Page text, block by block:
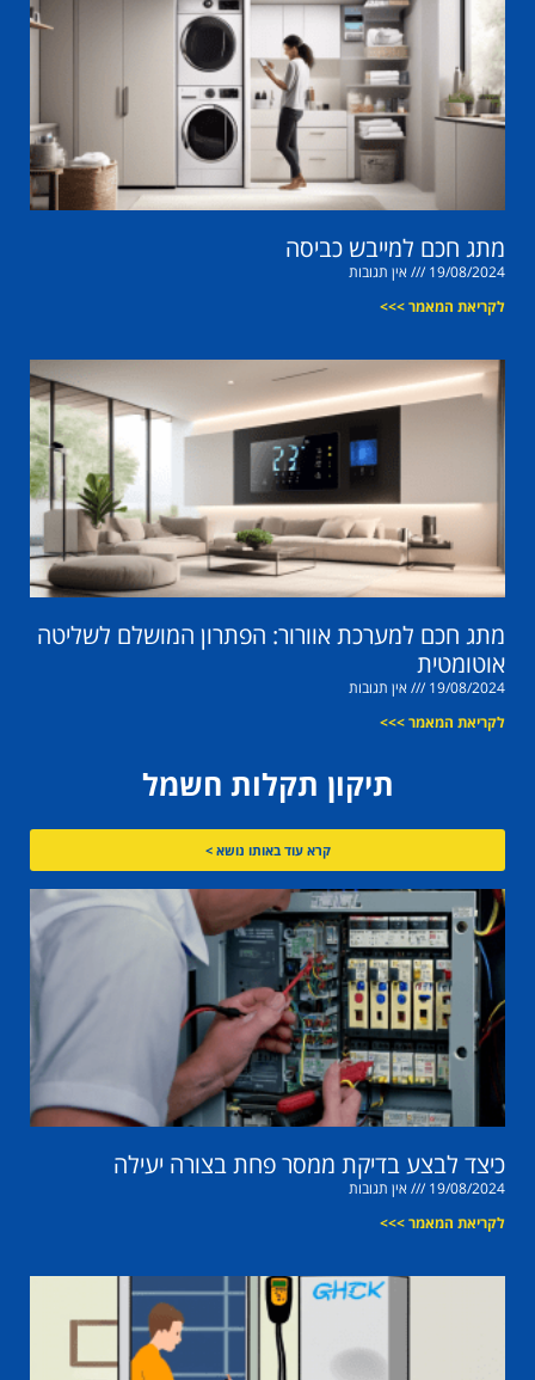
מתג חכם למייבש כביסה
19/08/2024
אין תגובות
לקריאת המאמר >>>
מתג חכם למערכת אוורור: הפתרון המושלם לשליטה
אוטומטית
19/08/2024
אין תגובות
לקריאת המאמר >>>
תיקון תקלות חשמל
קרא עוד באותו נושא >
כיצד לבצע בדיקת ממסר פחת בצורה יעילה
19/08/2024
אין תגובות
לקריאת המאמר >>>